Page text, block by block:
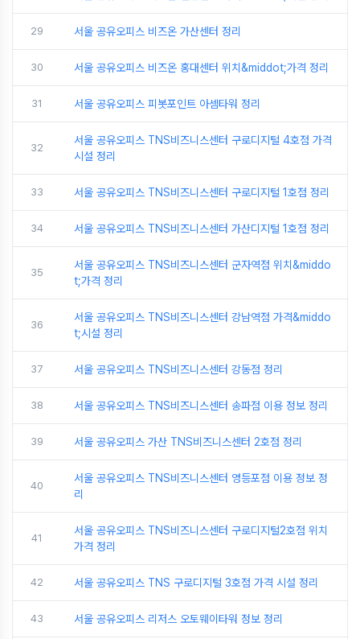
29 서울 공유오피스 비즈온 가산센터 정리
30 서울 공유오피스 비즈온 홍대센터 위치&middot;가격 정리
31 서울 공유오피스 피봇포인트 아셈타워 정리
32
서울 공유오피스 TNS비즈니스센터 구로디지털 4호점 가격
시설 정리
33 서울 공유오피스 TNS비즈니스센터 구로디지털 1호점 정리
34 서울 공유오피스 TNS비즈니스센터 가산디지털 1호점 정리
35
서울 공유오피스 TNS비즈니스센터 군자역점 위치&middo
t;가격 정리
36
서울 공유오피스 TNS비즈니스센터 강남역점 가격&middo
t;시설 정리
37 서울 공유오피스 TNS비즈니스센터 강동점 정리
38 서울 공유오피스 TNS비즈니스센터 송파점 이용 정보 정리
39 서울 공유오피스 가산 TNS비즈니스센터 2호점 정리
40
서울 공유오피스 TNS비즈니스센터 영등포점 이용 정보 정
리
41
서울 공유오피스 TNS비즈니스센터 구로디지털2호점 위치
가격 정리
42 서울 공유오피스 TNS 구로디지털 3호점 가격 시설 정리
43 서울 공유오피스 리저스 오토웨이타워 정보 정리